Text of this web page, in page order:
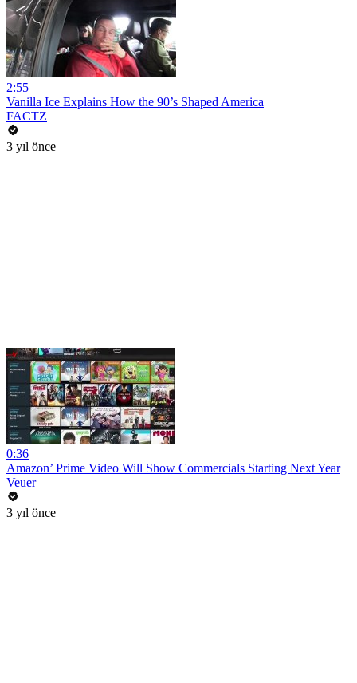
2:55
Vanilla Ice Explains How the 90’s Shaped America
FACTZ
3 yıl önce
0:36
Amazon’ Prime Video Will Show Commercials Starting Next Year
Veuer
3 yıl önce